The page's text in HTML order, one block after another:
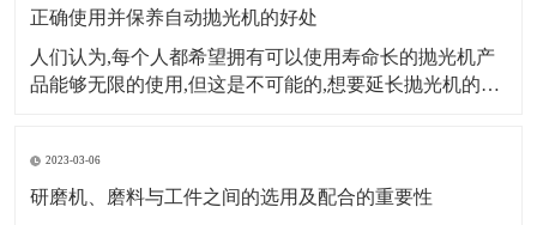
大,来源稳定,
正确使用并保养自动抛光机的好处
人们认为,每个人都希望拥有可以使用寿命长的抛光机产
品能够无限的使用,但这是不可能的,想要延长抛光机的使
定期维护和保养,使自动抛光机处于良好的生产和运行状
态,保证了正常生产。首先
2023-03-06
研磨机、磨料与工件之间的选用及配合的重要性